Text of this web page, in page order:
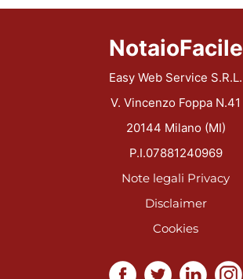
NotaioFacile
Easy Web Service S.R.L.
V. Vincenzo Foppa N.41
20144 Milano (MI)
P.I.07881240969
Note legali Privacy
Disclaimer
Cookies